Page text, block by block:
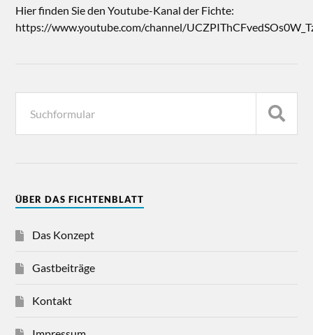
Hier finden Sie den Youtube-Kanal der Fichte:
https://www.youtube.com/channel/
ÜBER DAS FICHTENBLATT
Das Konzept
Gastbeiträge
Kontakt